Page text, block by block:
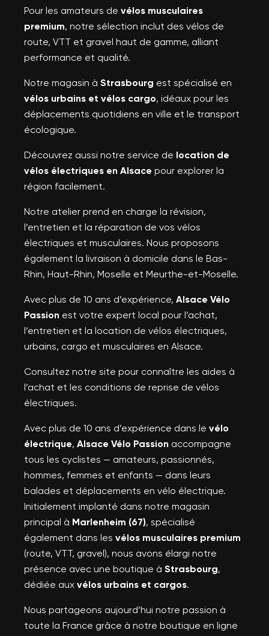
Pour les amateurs de vélos musculaires
premium, notre sélection inclut des vélos de
route, VTT et gravel haut de gamme, alliant
performance et qualité.
Notre magasin à Strasbourg est spécialisé en
vélos urbains et vélos cargo, idéaux pour les
déplacements quotidiens en ville et le transport
écologique.
Découvrez aussi notre service de location de
vélos électriques en Alsace pour explorer la
région facilement.
Notre atelier prend en charge la révision,
l’entretien et la réparation de vos vélos
électriques et musculaires. Nous proposons
également la livraison à domicile dans le Bas-
Rhin, Haut-Rhin, Moselle et Meurthe-et-Moselle.
Avec plus de 10 ans d’expérience, Alsace Vélo
Passion est votre expert local pour l’achat,
l’entretien et la location de vélos électriques,
urbains, cargo et musculaires en Alsace.
Consultez notre site pour connaître les aides à
l’achat et les conditions de reprise de vélos
électriques.
Avec plus de 10 ans d’expérience dans le vélo
électrique, Alsace Vélo Passion accompagne
tous les cyclistes — amateurs, passionnés,
hommes, femmes et enfants — dans leurs
balades et déplacements en vélo électrique.
Initialement implanté dans notre magasin
principal à Marlenheim (67), spécialisé
également dans les vélos musculaires premium
(route, VTT, gravel), nous avons élargi notre
présence avec une boutique à Strasbourg,
dédiée aux vélos urbains et cargos.
Nous partageons aujourd’hui notre passion à
toute la France grâce à notre boutique en ligne